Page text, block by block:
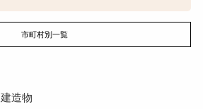
市町村別一覧
建造物